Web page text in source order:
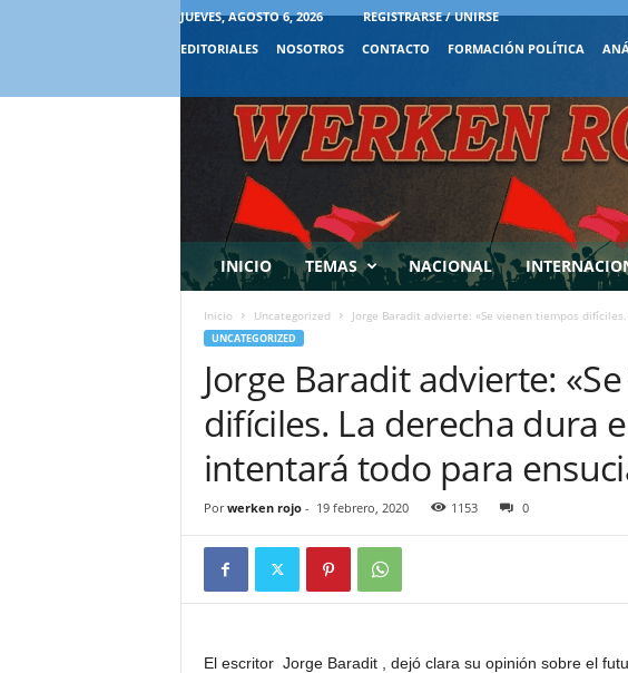
JUEVES, AGOSTO 6, 2026
REGISTRARSE / UNIRSE
EDITORIALES
NOSOTROS CONTACTO FORMACIÓN POLÍTICA
INICIO TEMAS NACIONAL
Inicio Uncategorized Jorge Baradit advierte: «Se vienen tiempos
UNCATEGORIZED
Jorge Baradit advierte:
difíciles. La derecha dura
intentará todo para
Por werken rojo- 19 febrero, 2020 1153 0
El escritor Jorge Baradit , dejó clara su opinión sobre el